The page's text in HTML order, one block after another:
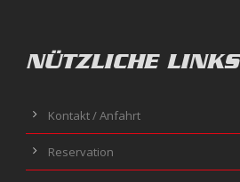
NÜTZLICHE LINKS
Kontakt / Anfahrt
Reservation